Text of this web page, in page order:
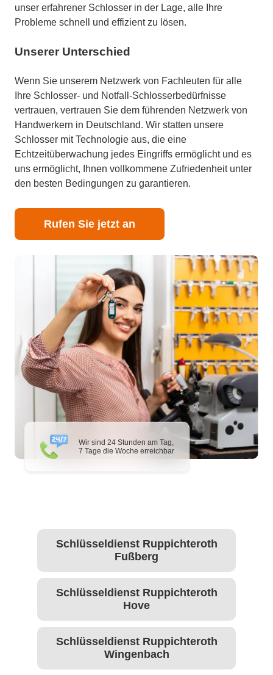
Wir sind 24 Stunden am Tag,
7 Tage die Woche erreichbar
unser erfahrener Schlosser in der Lage, alle Ihre
Probleme schnell und effizient zu lösen.
Unserer Unterschied
Wenn Sie unserem Netzwerk von Fachleuten für alle
Ihre Schlosser- und Notfall-Schlosserbedürfnisse
vertrauen, vertrauen Sie dem führenden Netzwerk von
Handwerkern in Deutschland. Wir statten unsere
Schlosser mit Technologie aus, die eine
Echtzeitüberwachung jedes Eingriffs ermöglicht und es
uns ermöglicht, Ihnen vollkommene Zufriedenheit unter
den besten Bedingungen zu garantieren.
Rufen Sie jetzt an
Schlüsseldienst Ruppichteroth
Fußberg
Schlüsseldienst Ruppichteroth
Hove
Schlüsseldienst Ruppichteroth
Wingenbach